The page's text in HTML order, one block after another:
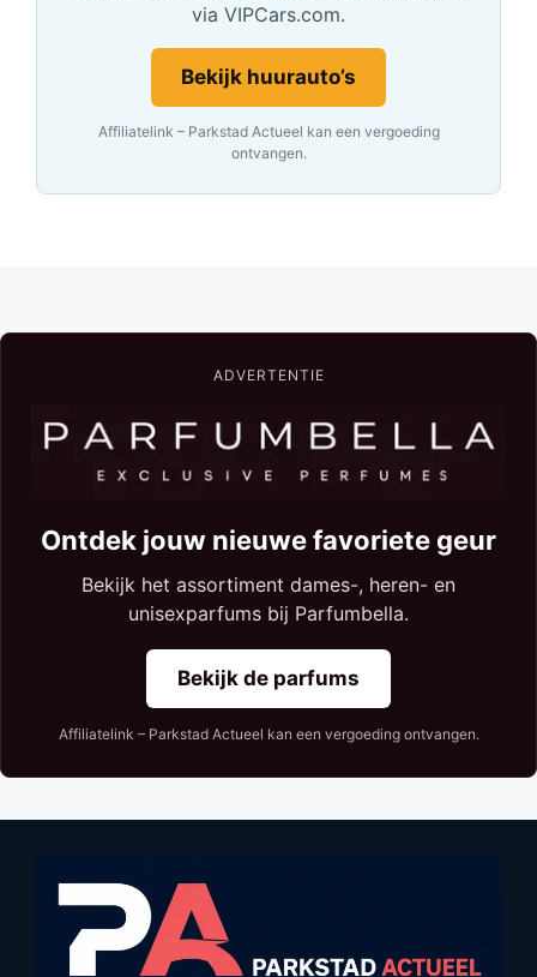
via VIPCars.com.
Bekijk huurauto’s
Affiliatelink – Parkstad Actueel kan een vergoeding
ontvangen.
ADVERTENTIE
Ontdek jouw nieuwe favoriete geur
Bekijk het assortiment dames-, heren- en
unisexparfums bij Parfumbella.
Bekijk de parfums
Affiliatelink – Parkstad Actueel kan een vergoeding ontvangen.